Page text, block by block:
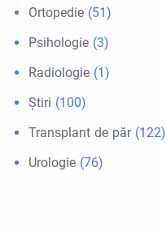
Ortopedie (51)
Psihologie (3)
Radiologie (1)
Ştiri (100)
Transplant de păr(122)
Urologie (76)